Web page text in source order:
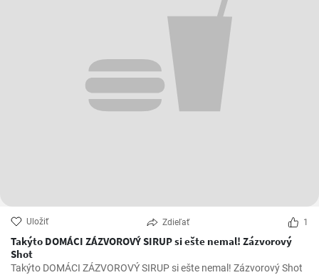
Uložiť Zdieľať 1
Takýto DOMÁCI ZÁZVOROVÝ SIRUP si ešte nemal! Zázvorový
Shot
Takýto DOMÁCI ZÁZVOROVÝ SIRUP si ešte nemal! Zázvorový Shot